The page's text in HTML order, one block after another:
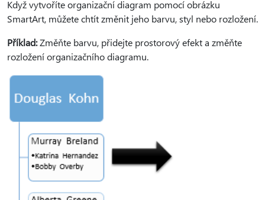
Když vytvoříte organizační diagram pomocí obrázku
SmartArt, můžete chtít změnit jeho barvu, styl nebo rozložení.
Příklad:Změňte barvu, přidejte prostorový efekt a změňte
rozložení organizačního diagramu.